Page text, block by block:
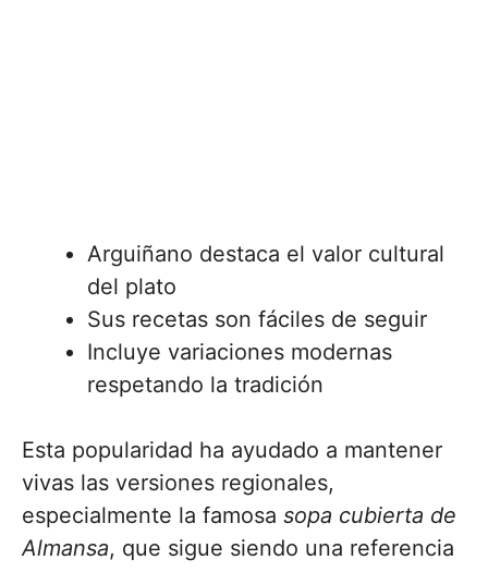
Arguiñano destaca el valor cultural
del plato
Sus recetas son fáciles de seguir
Incluye variaciones modernas
respetando la tradición
Esta popularidad ha ayudado a mantener
vivas las versiones regionales,
especialmente la famosa sopa cubierta de
Almansa, que sigue siendo una referencia